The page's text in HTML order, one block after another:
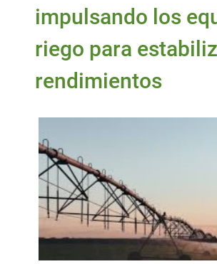
impulsando los
riego para
rendimientos